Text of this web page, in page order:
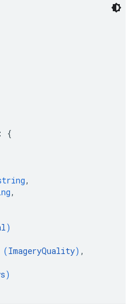
: {
,
,
)
(ImageryQuality) ,
)